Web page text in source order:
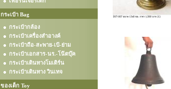
กระเป๋า Bag
กระเป๋ากล้อง
กระเป๋าเครื่องสำอางค์
กระเป๋าถือ-สะพาย-เป้-ย่าม
กระเป๋าเอกสาร-นร.-โน๊ตบุ๊ค
กระเป๋าเดินทางโมเดิร์น
กระเป๋าเดินทาง วินเทจ
ของเด็ก Toy